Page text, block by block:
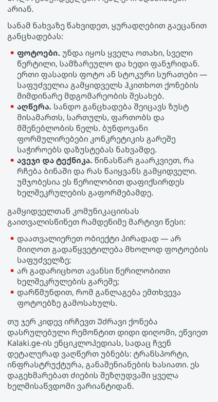
არიან.
სანამ ნახვაზე წახვიდეთ, ყურადღებით გაეცანით
განცხადებას:
ფოტოები. უნდა იყოს ყველა ოთახი, სველი
წერტილი, სამზარეულო და ხედი ფანჯრიდან.
ერთი ფასადის ფოტო ან სტოკური სურათები —
საფუძველია გამყიდველს ჰკითხოთ ქონების
მიმდინარე მდგომარეობის შესახებ.
აღწერა. სანდო განცხადება შეიცავს ზუსტ
მისამართს, სართულს, ფართობს და
მშენებლობის წელს. ბუნდოვანი
ფორმულირებები კონკრეტიკის გარეშე
საჭიროებს დაზუსტებას ნახვამდე.
ავეჯი და ტექნიკა. წინასწარ გაარკვიეთ, რა
რჩება ბინაში და რას წაიყვანს გამყიდველი.
უმჯობესია ეს წერილობით დაფიქსირდეს
ხელშეკრულების გაფორმებამდე.
გამყიდველთან კომუნიკაციისას
გაითვალისწინეთ რამდენიმე მარტივი წესი:
დაათვალიერეთ ობიექტი პირადად — არ
მიიღოთ გადაწყვეტილება მხოლოდ ფოტოების
საფუძველზე;
არ გადარიცხოთ ავანსი წერილობითი
ხელშეკრულების გარეშე;
დარწმუნდით, რომ განლაგება ემთხვევა
ფოტოებზე გამოსახულს.
თუ ჯერ კიდევ ირჩევთ Უძრავი ქონება
დასრულებული რემონტით დიდი დიღომი, ეწვიეთ
Kalaki.ge-ის ენციკლოპედიას, სადაც ჩვენ
დეტალურად ვაღწერთ უბნებს: ტრანსპორტი,
ინფრასტრუქტურა, განაშენიანების ხასიათი. ეს
დაგეხმარებათ ძიების შეზღუდვაში ყველა
ხელმისაწვდომი ვარიანტიდან.